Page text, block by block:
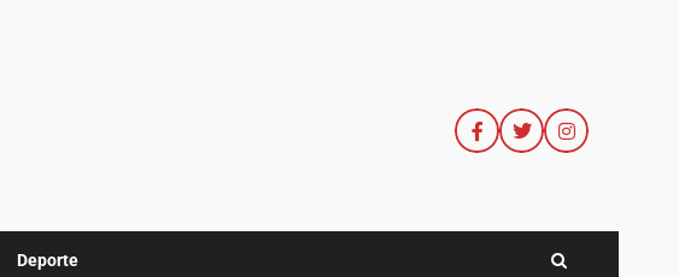
Deporte